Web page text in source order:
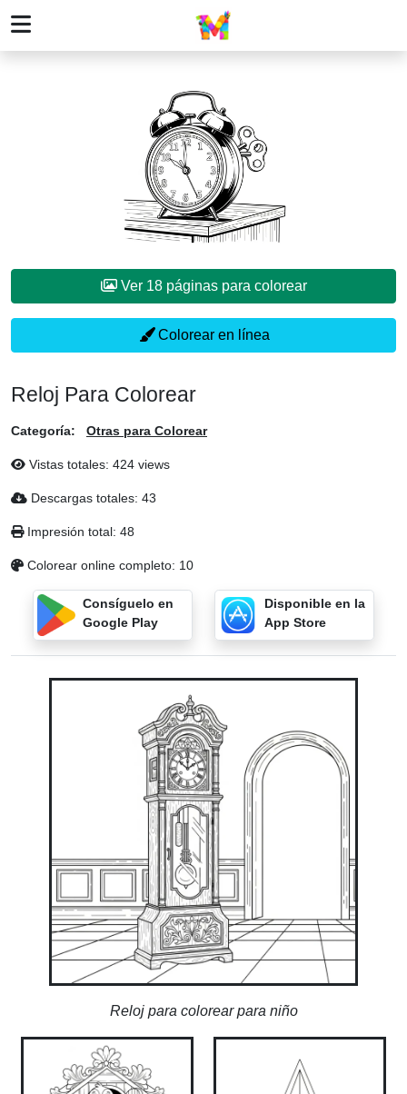
Ver 18 páginas para colorear
Colorear en línea
Reloj Para Colorear
Categoría: Otras para Colorear
Vistas totales: 424 views
Descargas totales: 43
Impresión total: 48
Colorear online completo: 10
Consíguelo en
Google Play
Disponible en la
App Store
Reloj para colorear para niño